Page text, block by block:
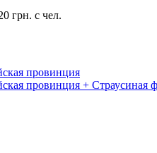
грн. с чел.
провинция
провинция + Страусиная